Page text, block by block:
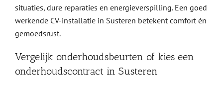
situaties, dure reparaties en energieverspilling. Een goed
werkende CV-installatie in Susteren betekent comfort én
gemoedsrust.
Vergelijk onderhoudsbeurten of kies een
onderhoudscontract in Susteren